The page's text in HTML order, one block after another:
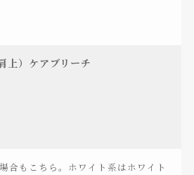
上）ケアブリーチ
合もこちら。ホワイト系はホワイト